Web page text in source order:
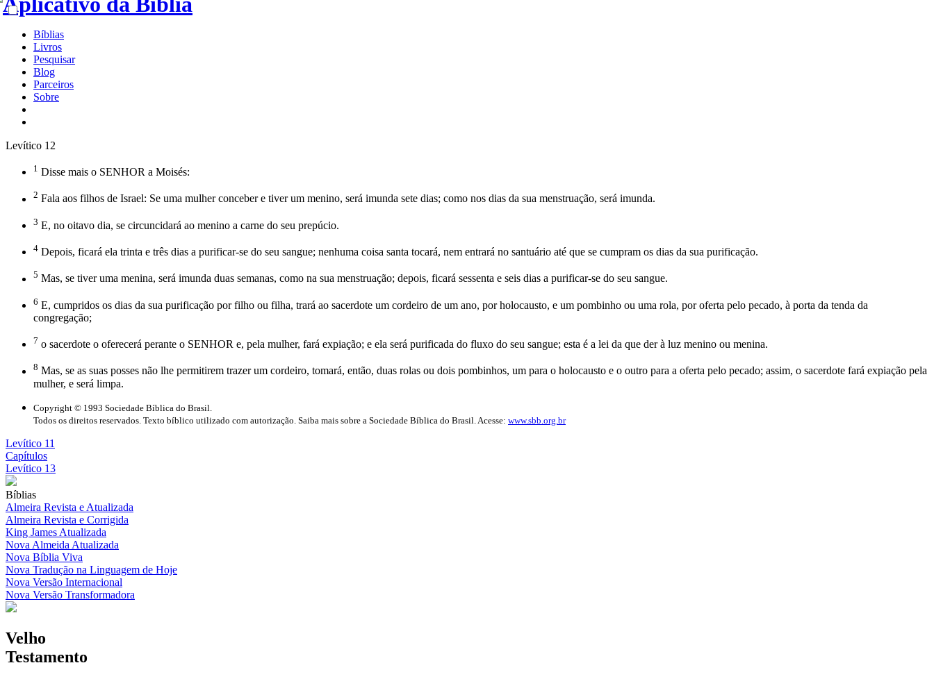
Bíblias
Livros
Pesquisar
Blog
Parceiros
Sobre
Levítico 12
1 Disse mais o SENHOR a Moisés:
2 Fala aos filhos de Israel: Se uma mulher conceber e tiver um menino, será imunda sete dias; como nos dias da sua menstruação, será imunda.
3 E, no oitavo dia, se circuncidará ao menino a carne do seu prepúcio.
4 Depois, ficará ela trinta e três dias a purificar-se do seu sangue; nenhuma coisa santa tocará, nem entrará no santuário até que se cumpram os dias da sua purificação.
5 Mas, se tiver uma menina, será imunda duas semanas, como na sua menstruação; depois, ficará sessenta e seis dias a purificar-se do seu sangue.
6 E, cumpridos os dias da sua purificação por filho ou filha, trará ao sacerdote um cordeiro de um ano, por holocausto, e um pombinho ou uma rola, por oferta pelo pecado, à porta da tenda da
congregação;
7 o sacerdote o oferecerá perante o SENHOR e, pela mulher, fará expiação; e ela será purificada do fluxo do seu sangue; esta é a lei da que der à luz menino ou menina.
8 Mas, se as suas posses não lhe permitirem trazer um cordeiro, tomará, então, duas rolas ou dois pombinhos, um para o holocausto e o outro para a oferta pelo pecado; assim, o sacerdote fará expiação pela
mulher, e será limpa.
Copyright © 1993 Sociedade Bíblica do Brasil.
Todos os direitos reservados. Texto bíblico utilizado com autorização. Saiba mais sobre a Sociedade Bíblica do Brasil. Acesse: www.sbb.org.br
Levítico 11
Capítulos
Levítico 13
Bíblias
Almeira Revista e Atualizada
Almeira Revista e Corrigida
King James Atualizada
Nova Almeida Atualizada
Nova Bíblia Viva
Nova Tradução na Linguagem de Hoje
Nova Versão Internacional
Nova Versão Transformadora
Velho
Testamento